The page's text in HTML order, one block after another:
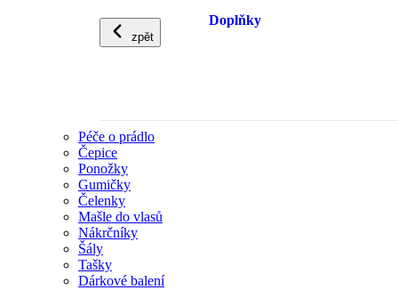
zpět
Doplňky
Péče o prádlo
Čepice
Ponožky
Gumičky
Čelenky
Mašle do vlasů
Nákrčníky
Šály
Tašky
Dárkové balení